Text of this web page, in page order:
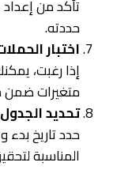
تأكد من إعداد
حددته.
اختبار
متغيرات ضمن
تحديد
حدد تاريخ بدء
المناسبة